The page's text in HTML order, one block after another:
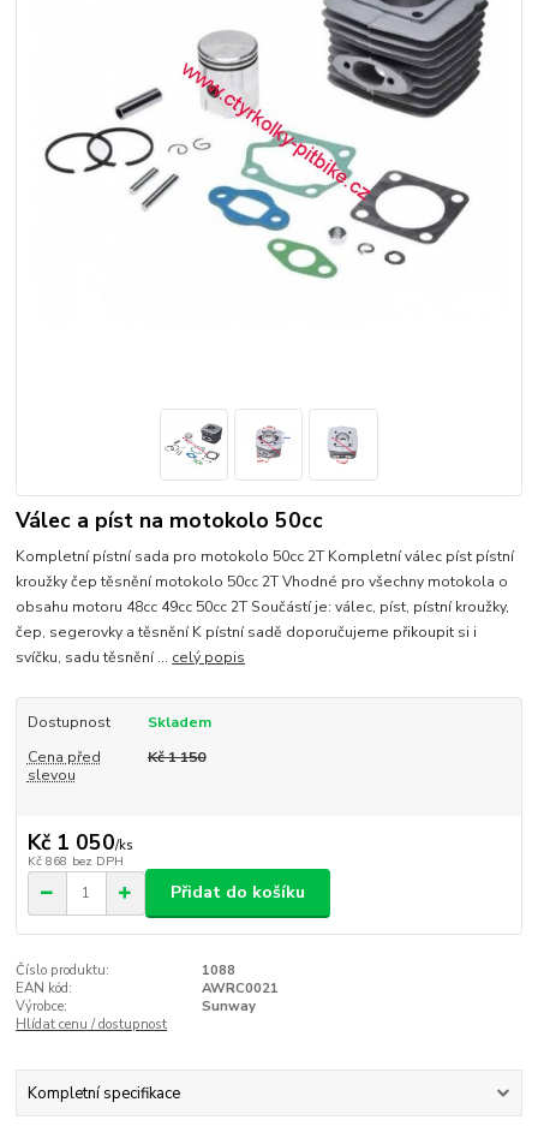
Válec a píst na motokolo 50cc
Kompletní pístní sada pro motokolo 50cc 2T Kompletní válec píst pístní
kroužky čep těsnění motokolo 50cc 2T Vhodné pro všechny motokola o
obsahu motoru 48cc 49cc 50cc 2T Součástí je: válec, píst, pístní kroužky,
čep, segerovky a těsnění K pístní sadě doporučujeme přikoupit si i
svíčku, sadu těsnění ... celý popis
Dostupnost
Skladem
Cena před
slevou
Kč 1 150
Kč 1 050/ks
Kč 868 bez DPH
Přidat do košíku
Číslo produktu:
1088
EAN kód:
AWRC0021
Výrobce:
Sunway
Hlídat cenu / dostupnost
Kompletní specifikace